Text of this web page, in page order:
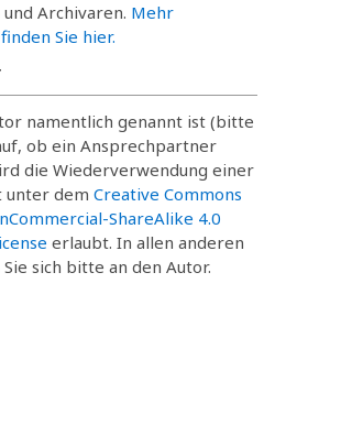
Archivaren. Mehr
Sie hier.
namentlich genannt ist (bitte
ob ein Ansprechpartner
die Wiederverwendung einer
unter dem Creative Commons
ShareAlike 4.0
erlaubt. In allen anderen
sich bitte an den Autor.